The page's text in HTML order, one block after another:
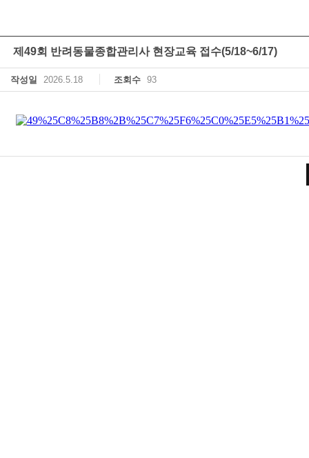
제49회 반려동물종합관리사 현장교육 접수(5/18~6/17)
작성일 2026.5.18 조회수 93